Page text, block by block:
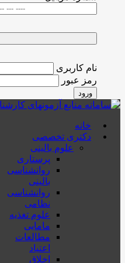
نام کاربری
رمز عبور
ورود
خانه
دکتری تخصصی
علوم بالینی
پرستاری
روانشناسی
بالینی
روانشناسی
نظامی
علوم تغذیه
مامایی
مطالعات
اعتیاد
اخلاق